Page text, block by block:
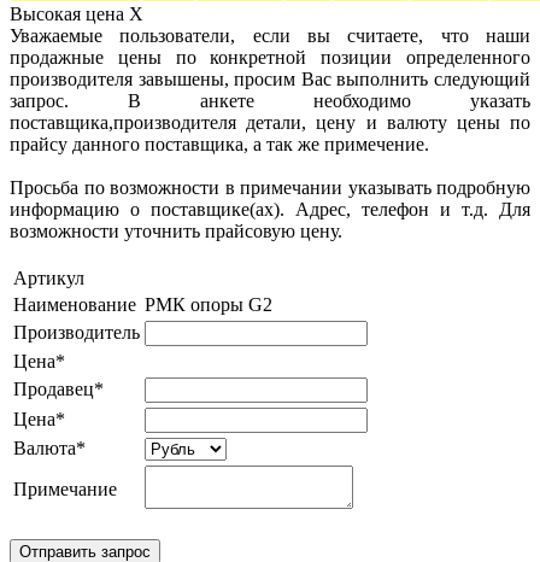
Высокая цена X
Уважаемые пользователи, если вы считаете, что наши
продажные цены по конкретной позиции определенного
производителя завышены, просим Вас выполнить следующий
запрос. В анкете необходимо указать
поставщика,производителя детали, цену и валюту цены по
прайсу данного поставщика, а так же примечение.
Просьба по возможности в примечании указывать подробную
информацию о поставщике(ах). Адрес, телефон и т.д. Для
возможности уточнить прайсовую цену.
Артикул
Наименование РМК опоры G2
Производитель
Цена*
Продавец*
Цена*
Валюта*
Примечание